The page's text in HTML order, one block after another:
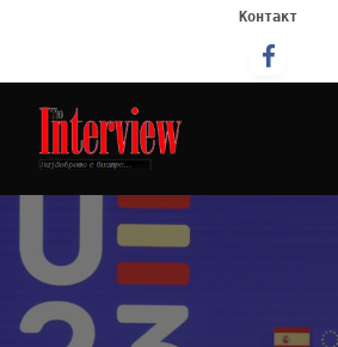
Контакт
Интервју